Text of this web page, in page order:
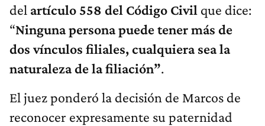
del artículo 558 del Código Civil que dice:
“Ninguna persona puede tener más de
dos vínculos filiales, cualquiera sea la
naturaleza de la filiación”.
El juez ponderó la decisión de Marcos de
reconocer expresamente su paternidad